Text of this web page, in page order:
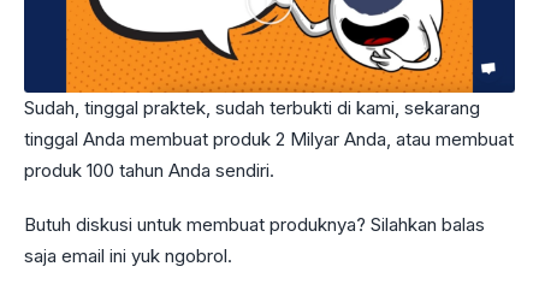
Sudah, tinggal praktek, sudah terbukti di kami, sekarang
tinggal Anda membuat produk 2 Milyar Anda, atau membuat
produk 100 tahun Anda sendiri.
Butuh diskusi untuk membuat produknya? Silahkan balas
saja email ini yuk ngobrol.